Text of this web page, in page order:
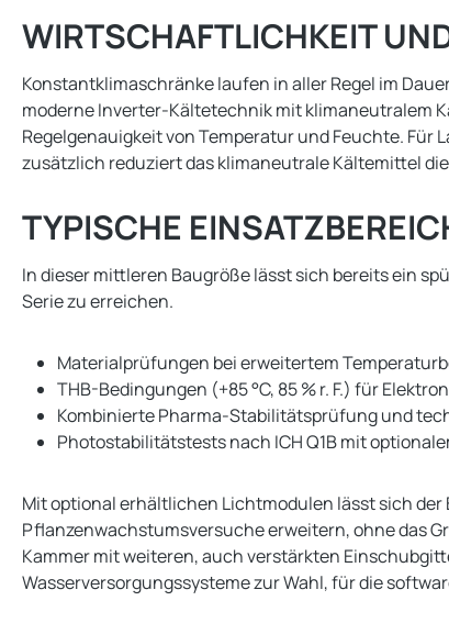
WIRTSCHAFTLICHKEIT
Konstantklimaschränke laufen in aller Regel im
moderne Inverter-Kältetechnik mit klimaneutralem
Regelgenauigkeit von Temperatur und Feuchte.
zusätzlich reduziert das klimaneutrale Kältemittel
TYPISCHE
In dieser mittleren Baugröße lässt sich bereits ein
Serie zu erreichen.
Materialprüfungen bei erweitertem
THB-Bedingungen (+85 °C, 85 % r. F.) für
Kombinierte Pharma-Stabilitätsprüfung und
Photostabilitätstests nach ICH Q1B mit
Mit optional erhältlichen Lichtmodulen lässt sich
Pflanzenwachstumsversuche erweitern, ohne das
Kammer mit weiteren, auch verstärkten
Wasserversorgungssysteme zur Wahl, für die